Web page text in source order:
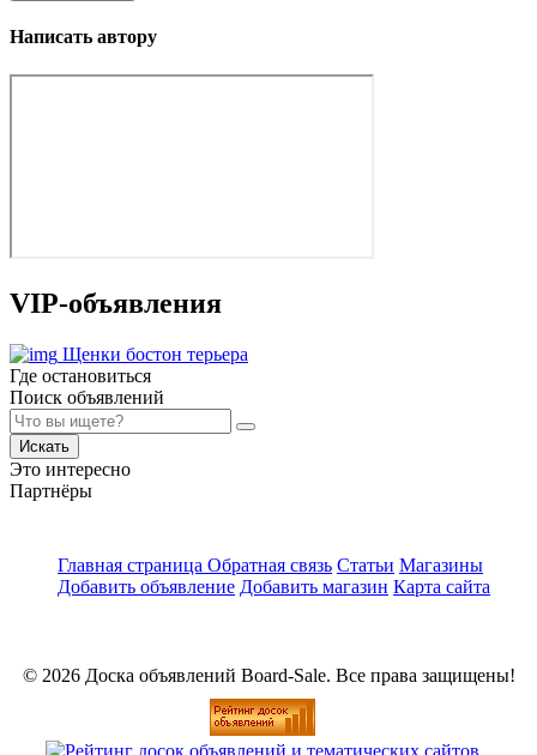
Написать автору
VIP-объявления
Щенки бостон терьера
Где остановиться
Поиск объявлений
Искать
Это интересно
Партнёры
Главная страница Обратная связь Статьи Магазины
Добавить объявление Добавить магазин Карта сайта
© 2026 Доска объявлений Board-Sale. Все права защищены!